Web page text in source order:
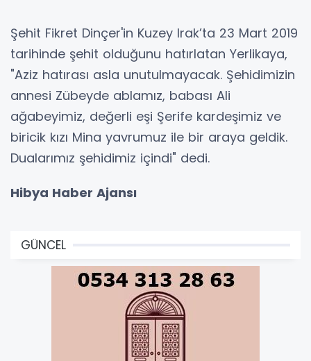
Şehit Fikret Dinçer'in Kuzey Irak’ta 23 Mart 2019
tarihinde şehit olduğunu hatırlatan Yerlikaya,
"Aziz hatırası asla unutulmayacak. Şehidimizin
annesi Zübeyde ablamız, babası Ali
ağabeyimiz, değerli eşi Şerife kardeşimiz ve
biricik kızı Mina yavrumuz ile bir araya geldik.
Dualarımız şehidimiz içindi" dedi.
Hibya Haber Ajansı
GÜNCEL